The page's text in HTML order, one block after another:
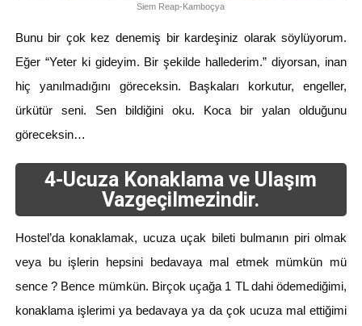
Siem Reap-Kamboçya
Bunu bir çok kez denemiş bir kardeşiniz olarak söylüyorum.
Eğer “Yeter ki gideyim. Bir şekilde hallederim.” diyorsan, inan
hiç yanılmadığını göreceksin. Başkaları korkutur, engeller,
ürkütür seni. Sen bildiğini oku. Koca bir yalan olduğunu
göreceksin…
4-Ucuza Konaklama ve Ulaşım
Vazgeçilmezindir.
Hostel’da konaklamak, ucuza uçak bileti bulmanın piri olmak
veya bu işlerin hepsini bedavaya mal etmek mümkün mü
sence ? Bence mümkün. Birçok uçağa 1 TL dahi ödemediğimi,
konaklama işlerimi ya bedavaya ya da çok ucuza mal ettiğimi